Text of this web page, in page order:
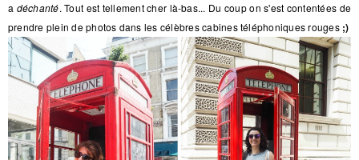
a déchanté. Tout est tellement cher là-bas... Du coup on s'est contentées de
prendre plein de photos dans les célèbres cabines téléphoniques rouges ;)